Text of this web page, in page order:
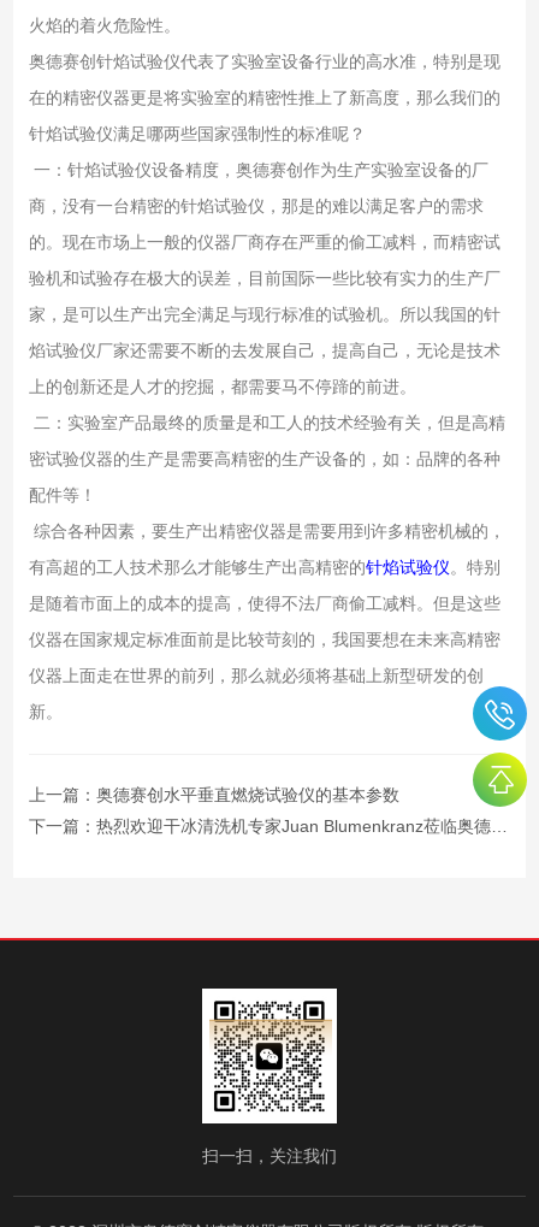
火焰的着火危险性。
奥德赛创针焰试验仪代表了实验室设备行业的高水准，特别是现
在的精密仪器更是将实验室的精密性推上了新高度，那么我们的
针焰试验仪满足哪两些国家强制性的标准呢？
一：针焰试验仪设备精度，奥德赛创作为生产实验室设备的厂
商，没有一台精密的针焰试验仪，那是的难以满足客户的需求
的。现在市场上一般的仪器厂商存在严重的偷工减料，而精密试
验机和试验存在极大的误差，目前国际一些比较有实力的生产厂
家，是可以生产出完全满足与现行标准的试验机。所以我国的针
焰试验仪厂家还需要不断的去发展自己，提高自己，无论是技术
上的创新还是人才的挖掘，都需要马不停蹄的前进。
二：实验室产品最终的质量是和工人的技术经验有关，但是高精
密试验仪器的生产是需要高精密的生产设备的，如：品牌的各种
配件等！
综合各种因素，要生产出精密仪器是需要用到许多精密机械的，
有高超的工人技术那么才能够生产出高精密的针焰试验仪。特别
是随着市面上的成本的提高，使得不法厂商偷工减料。但是这些
仪器在国家规定标准面前是比较苛刻的，我国要想在未来高精密
仪器上面走在世界的前列，那么就必须将基础上新型研发的创
新。
上一篇： 奥德赛创水平垂直燃烧试验仪的基本参数
下一篇： 热烈欢迎干冰清洗机专家Juan Blumenkranz莅临奥德赛创
扫一扫，关注我们